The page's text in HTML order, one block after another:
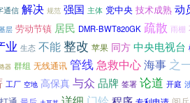
通信 解决 规范 强国 主体 党中央 技术成熟 动
层 劳动节镇 居民 DMR-BWT820GK 疏散 雨棚
业 生态 不能整改 苹果 同方 中央电视台
器 群组 无线通讯 管线急救中心海事 之
工厂 空地 高保真 与众 品牌 签署 论道 开庭